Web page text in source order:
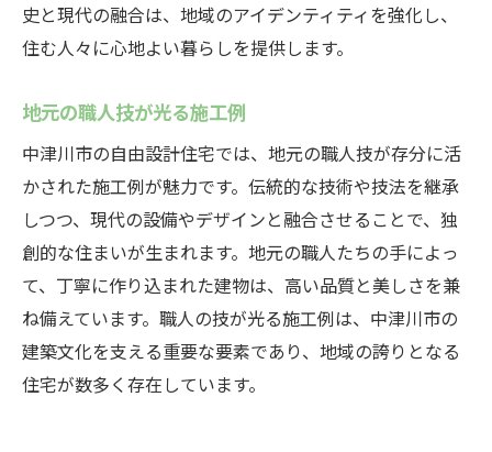
史と現代の融合は、地域のアイデンティティを強化し、
住む人々に心地よい暮らしを提供します。
地元の職人技が光る施工例
中津川市の自由設計住宅では、地元の職人技が存分に活
かされた施工例が魅力です。伝統的な技術や技法を継承
しつつ、現代の設備やデザインと融合させることで、独
創的な住まいが生まれます。地元の職人たちの手によっ
て、丁寧に作り込まれた建物は、高い品質と美しさを兼
ね備えています。職人の技が光る施工例は、中津川市の
建築文化を支える重要な要素であり、地域の誇りとなる
住宅が数多く存在しています。